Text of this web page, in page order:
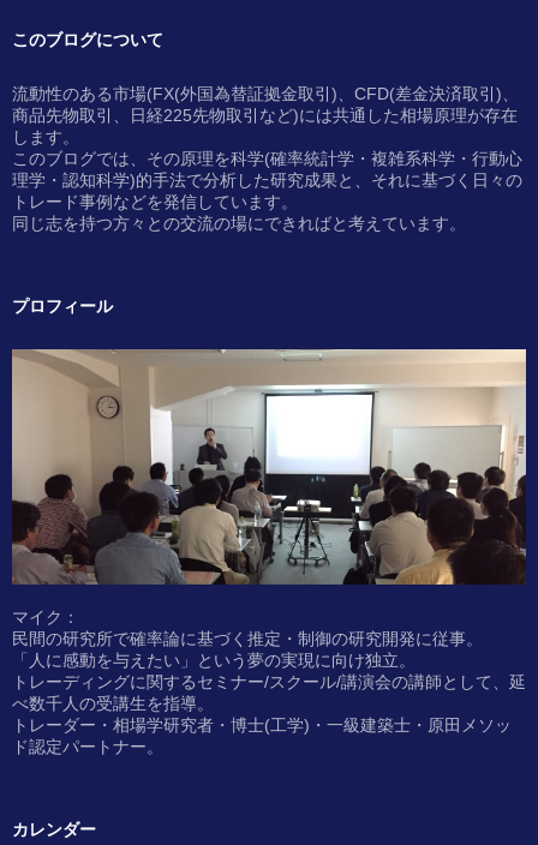
このブログについて
流動性のある市場(FX(外国為替証拠金取引)、CFD(差金決済取引)、
商品先物取引、日経225先物取引など)には共通した相場原理が存在
します。
このブログでは、その原理を科学(確率統計学・複雑系科学・行動心
理学・認知科学)的手法で分析した研究成果と、それに基づく日々の
トレード事例などを発信しています。
同じ志を持つ方々との交流の場にできればと考えています。
プロフィール
マイク：
民間の研究所で確率論に基づく推定・制御の研究開発に従事。
「人に感動を与えたい」という夢の実現に向け独立。
トレーディングに関するセミナー/スクール/講演会の講師として、延
べ数千人の受講生を指導。
トレーダー・相場学研究者・博士(工学)・一級建築士・原田メソッ
ド認定パートナー。
カレンダー